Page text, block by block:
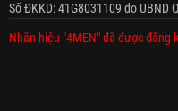
Số ĐKKD: 41G8031109 do UBND
Nhãn hiệu "4MEN" đã được đăng